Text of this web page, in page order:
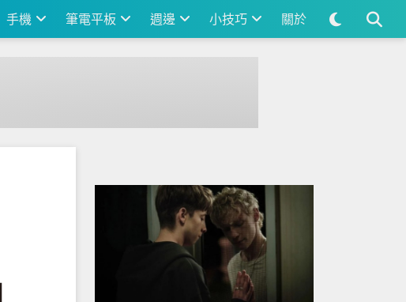
手機 筆電平板 週邊 小技巧 關於